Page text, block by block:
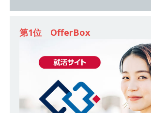
企業
[ 2026年5月14日 ] 【 28卒
ンカンパニー 】世界トップ
を持つグローバルメーカー
土日祝完全休み ｜ 売上高
第1位 OfferBox